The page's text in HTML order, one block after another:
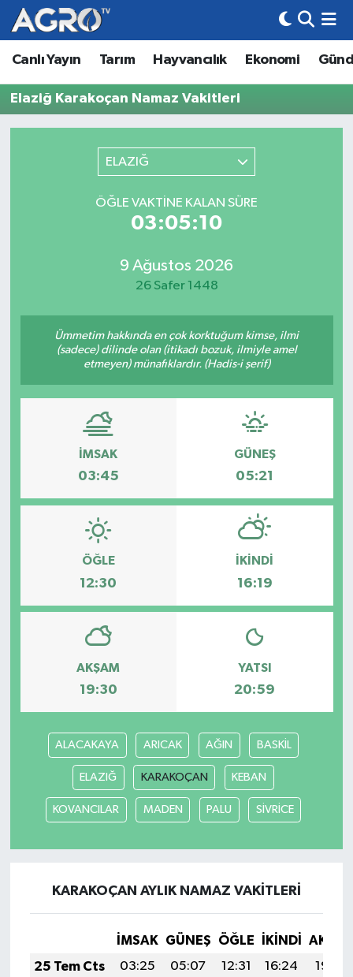
Canlı Yayın Tarım Hayvancılık Ekonomi
Elaziğ Karakoçan Namaz Vakitleri
ELAZIĞ
ÖĞLE VAKTINE KALAN SÜRE
03:05:10
9 Ağustos 2026
26 Safer 1448
Ümmetim hakkında en çok korktuğum kimse, ilmi
(sadece) dilinde olan (itikadı bozuk, ilmiyle amel
etmeyen) münafıklardır. (Hadis-i şerif)
İMSAK
03:45
GÜNEŞ
05:21
ÖĞLE
12:30
İKINDI
16:19
AKŞAM
19:30
YATSI
20:59
ALACAKAYA ARICAK AĞIN BASKİL
ELAZIĞ KARAKOÇAN KEBAN
KOVANCILAR MADEN PALU SİVRİCE
KARAKOÇAN AYLIK NAMAZ VAKITLERI
İMSAK GÜNEŞ ÖĞLE İKINDI
25 Tem Cts
03:25 05:07 12:31 16:24
19:46
Hava Durumu
Trafik Durumu
Tüm Manşetler
Son Dakika Haberleri